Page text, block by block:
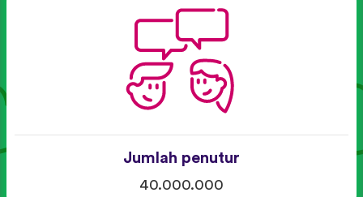
Jumlah penutur
40.000.000